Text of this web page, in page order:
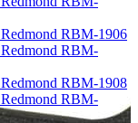
RBM-1906
RBM-
RBM-1908
RBM-